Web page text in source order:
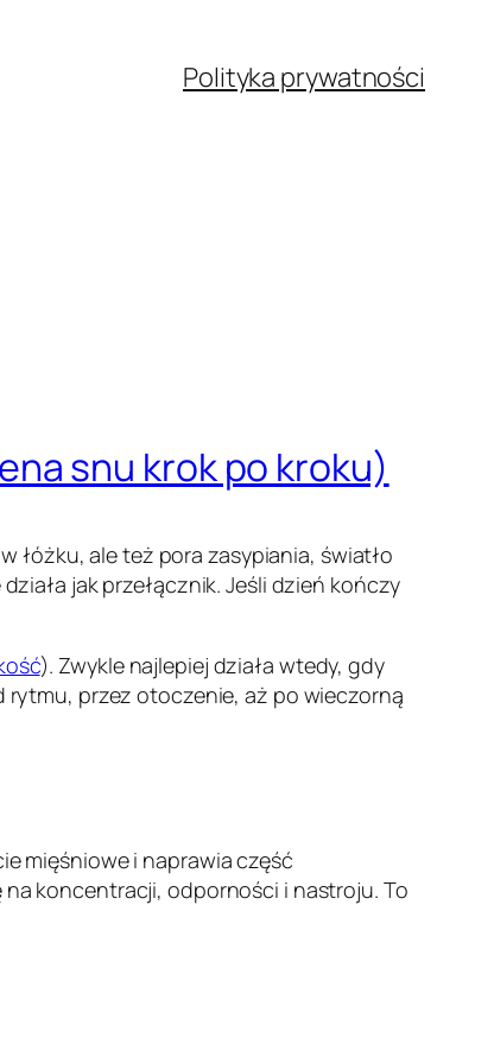
Polityka prywatności
snu krok po kroku)
łóżku, ale też pora zasypiania, światło
jak przełącznik. Jeśli dzień kończy
). Zwykle najlepiej działa wtedy, gdy
przez otoczenie, aż po wieczorną
mięśniowe i naprawia część
koncentracji, odporności i nastroju. To